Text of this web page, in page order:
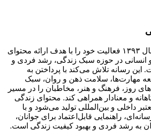
«زندگی رویایی» از سال ۱۳۹۳ فعالیت خود را با هدف ارائه محتوای
و انسانی در حوزه سبک زندگی، رشد فردی و
این رسانه تلاش می‌کند با پرداختن به
مهارت‌ها، سلامت ذهن و روان، سبک
روز، فرهنگ و هنر، مخاطبان را در مسیر
و معنادار همراهی کند. محتوای زندگی
داخلی و بین‌المللی تولید می‌شود و با
راهنمایی قابل‌اعتماد برای جوانان،
به رشد فردی و بهبود کیفیت زندگی است.